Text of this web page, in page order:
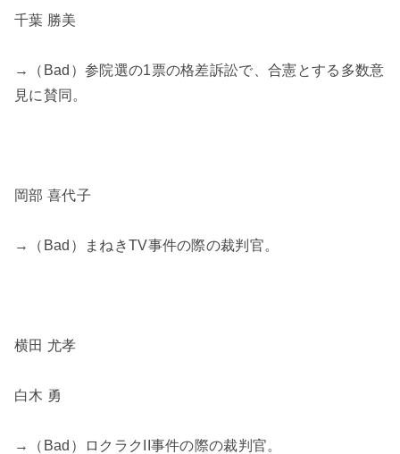
千葉 勝美
→（Bad）参院選の1票の格差訴訟で、合憲とする多数意
見に賛同。
岡部 喜代子
→（Bad）まねきTV事件の際の裁判官。
横田 尤孝
白木 勇
→（Bad）ロクラクII事件の際の裁判官。